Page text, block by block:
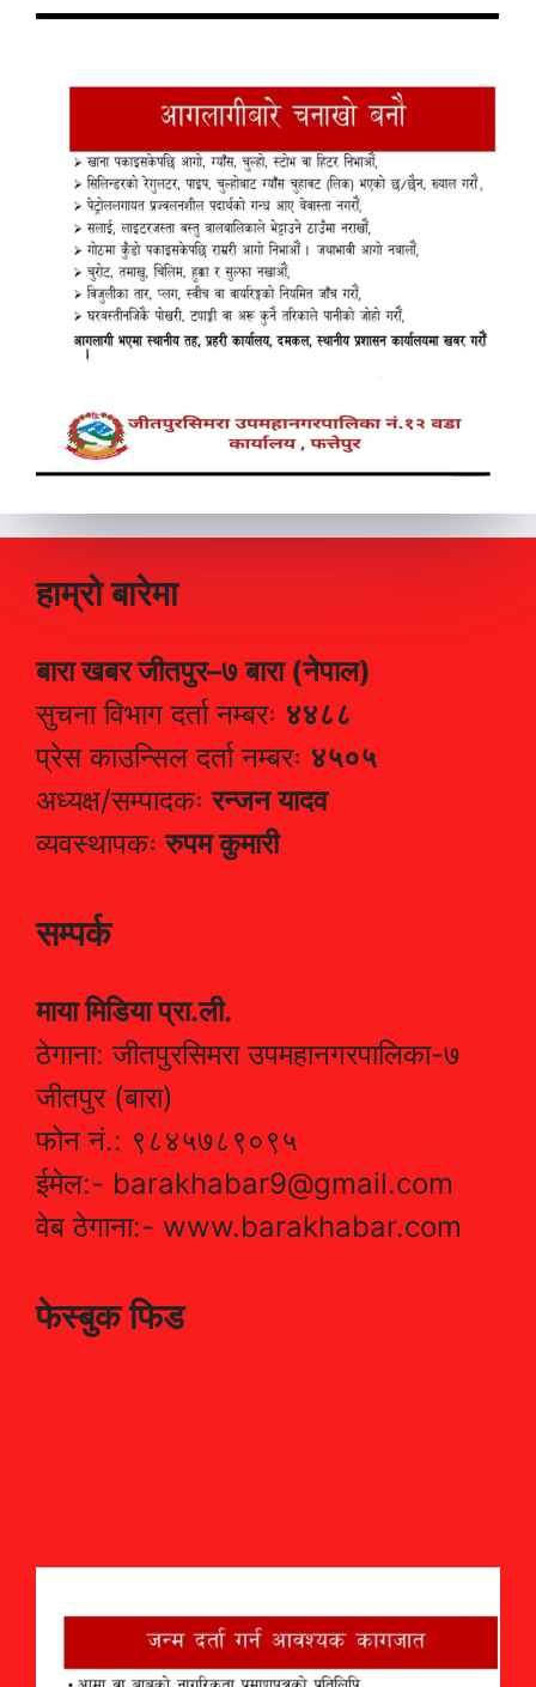
हाम्रो बारेमा
बारा खबर जीतपुर–७ बारा (नेपाल)
सुचना विभाग दर्ता नम्बरः ४४८८
प्रेस काउन्सिल दर्ता नम्बरः ४५०५
अध्यक्ष/सम्पादकःरन्जन यादव
व्यवस्थापकःरुपम कुमारी
सम्पर्क
माया मिडिया प्रा.ली.
ठेगाना: जीतपुरसिमरा उपमहानगरपालिका-७
जीतपुर (बारा)
फोन नं.: ९८४५७८९०९५
ईमेल:- barakhabar9@gmail.com
वेब ठेगाना:- www.barakhabar.com
फेस्बुक फिड